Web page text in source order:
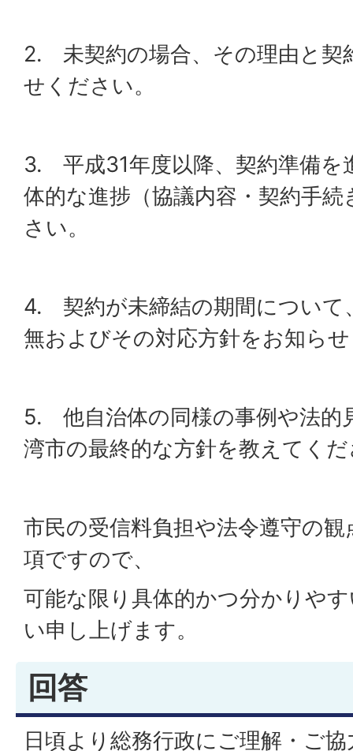
2. 未契約の場合、その理由と契
せください。
3. 平成31年度以降、契約準備を
体的な進捗（協議内容・契約手
さい。
4. 契約が未締結の期間について
無およびその対応方針をお知ら
5. 他自治体の同様の事例や法的
湾市の最終的な方針を教えてく
市民の受信料負担や法令遵守の
項ですので、
可能な限り具体的かつ分かりや
い申し上げます。
回答
日頃より総務行政にご理解・ご